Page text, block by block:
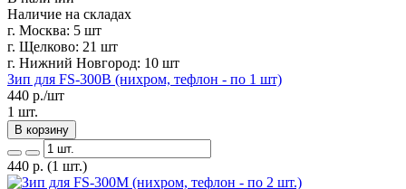
Наличие на складах
г. Москва: 5 шт
г. Щелково: 21 шт
г. Нижний Новгород: 10 шт
Зип для FS-300B (нихром, тефлон - по 1 шт)
440 р./шт
1 шт.
В корзину
440 р. (1 шт.)